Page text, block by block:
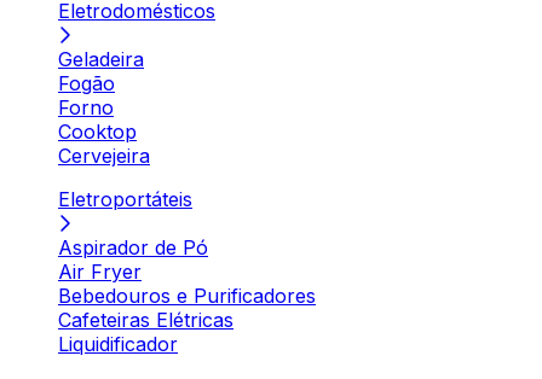
Eletrodomésticos
Geladeira
Fogão
Forno
Cooktop
Cervejeira
Eletroportáteis
Aspirador de Pó
Air Fryer
Bebedouros e Purificadores
Cafeteiras Elétricas
Liquidificador